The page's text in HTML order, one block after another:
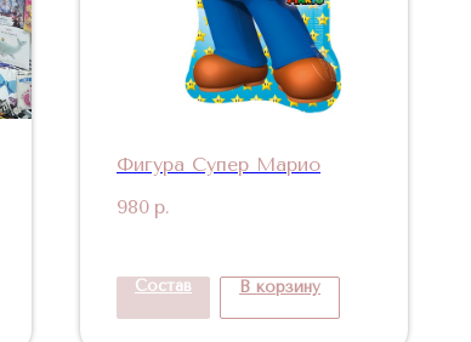
Фигура Супер Марио
980 р.
Состав В корзину